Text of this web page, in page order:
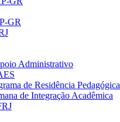
GR
Administrativo
de Residência Pedagógica
de Integração Acadêmica